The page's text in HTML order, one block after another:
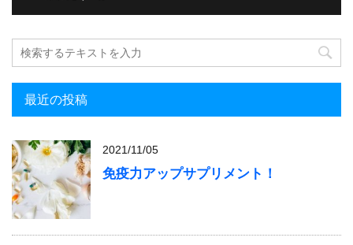
最近の投稿
2021/11/05
免疫力アップサプリメント！